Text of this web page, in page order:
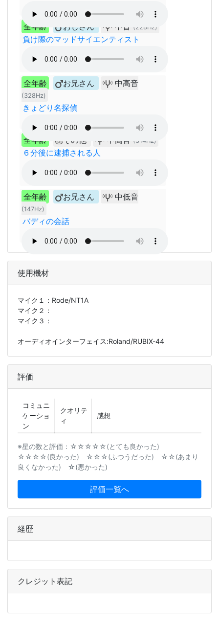
全年齢 おじさん 中音 (228Hz)
負け際のマッドサイエンティスト
全年齢 お兄さん 中高音
(328Hz)
きょどり名探偵
全年齢 その他 中高音 (314Hz)
６分後に逮捕される人
全年齢 お兄さん 中低音
(147Hz)
バディの会話
使用機材
マイク１： Rode/NT1A
マイク２：
マイク３：
オーディオインターフェイス:Roland/RUBIX-44
評価
コミュニ
ケーショ
ン
クオリテ
ィ
感想
※星の数と評価：☆☆☆☆☆(とても良かった)
☆☆☆☆(良かった) ☆☆☆(ふつうだった) ☆☆(あまり
良くなかった) ☆(悪かった)
評価一覧へ
経歴
クレジット表記